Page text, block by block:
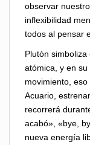
observar
inflexibilidad
todos al pensar
Plutón
atómica, y en
movimiento,
Acuario,
recorrerá
acabó», «bye,
nueva energía